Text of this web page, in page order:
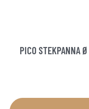
PICO STEKPANNA